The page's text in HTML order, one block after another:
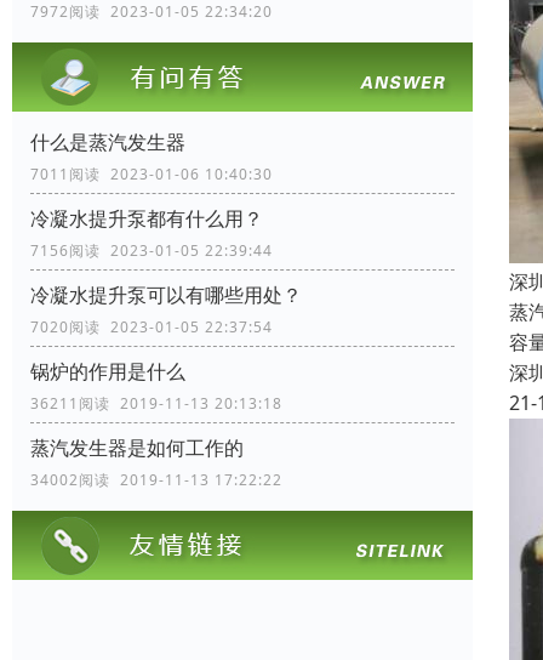
7972阅读 2023-01-05 22:34:20
什么是蒸汽发生器
7011阅读 2023-01-06 10:40:30
冷凝水提升泵都有什么用？
7156阅读 2023-01-05 22:39:44
冷凝水提升泵可以有哪些用处？
7020阅读 2023-01-05 22:37:54
锅炉的作用是什么
36211阅读 2019-11-13 20:13:18
蒸汽发生器是如何工作的
34002阅读 2019-11-13 17:22:22
深
蒸
容
深
21-